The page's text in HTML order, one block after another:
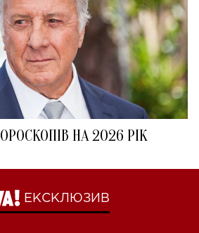
НА 2026 РІК
ЕКСКЛЮЗИВ